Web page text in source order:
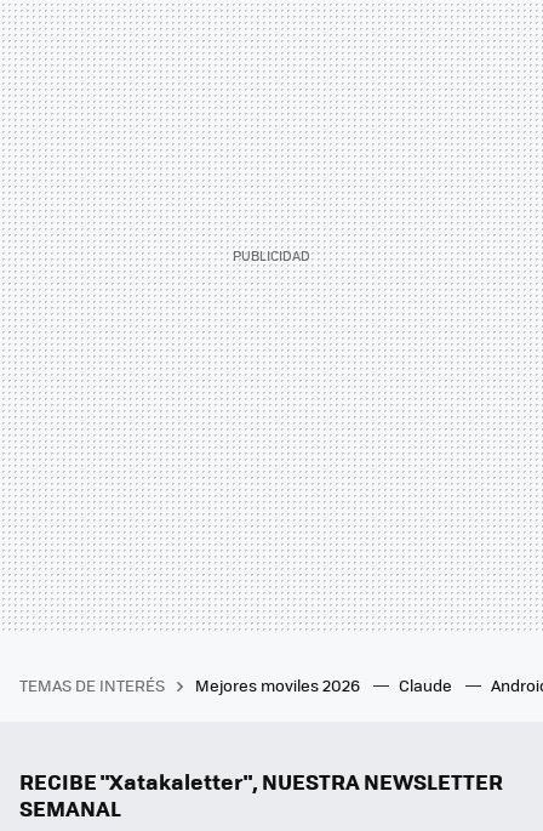
TEMAS DE INTERÉS Mejores moviles 2026 Claude
RECIBE "Xatakaletter", NUESTRA NEWSLETTER
SEMANAL